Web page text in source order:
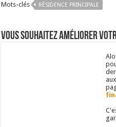
Mots-clés RÉSIDENCE PRINCIPALE
Vous souhaitez améliorer